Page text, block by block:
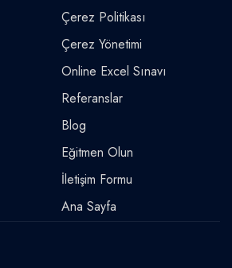
Çerez Politikası
Çerez Yönetimi
Online Excel Sınavı
Referanslar
Blog
Eğitmen Olun
İletişim Formu
Ana Sayfa